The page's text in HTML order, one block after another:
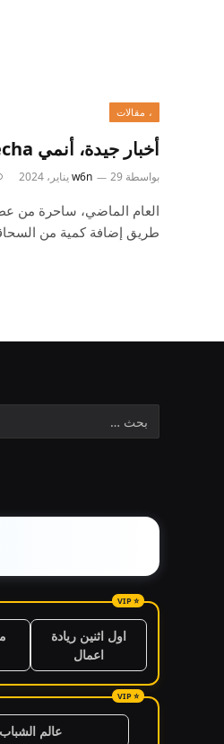
، مقالات
أخبار جيدة، أنمي Mecha المتجانس هذا الموسم مخصص للرجال
بواسطة w6n 29 يناير، 2024
العام الماضي، ساحرة من
طريق إضافة كمية من
اول اثنين ريادة
اعمال
عالم الشباب